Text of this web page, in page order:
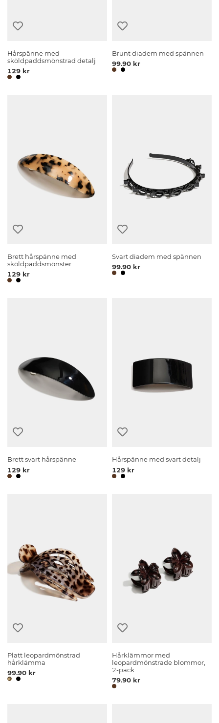
Hårspänne med
sköldpaddsmönstrad detalj
129 kr
Brunt diadem med spännen
99.90 kr
Brett hårspänne med
sköldpaddsmönster
129 kr
Svart diadem med spännen
99.90 kr
Brett svart hårspänne
129 kr
Hårspänne med svart detalj
129 kr
Platt leopardmönstrad
hårklämma
99.90 kr
Hårklämmor med
leopardmönstrade blommor,
2-pack
79.90 kr